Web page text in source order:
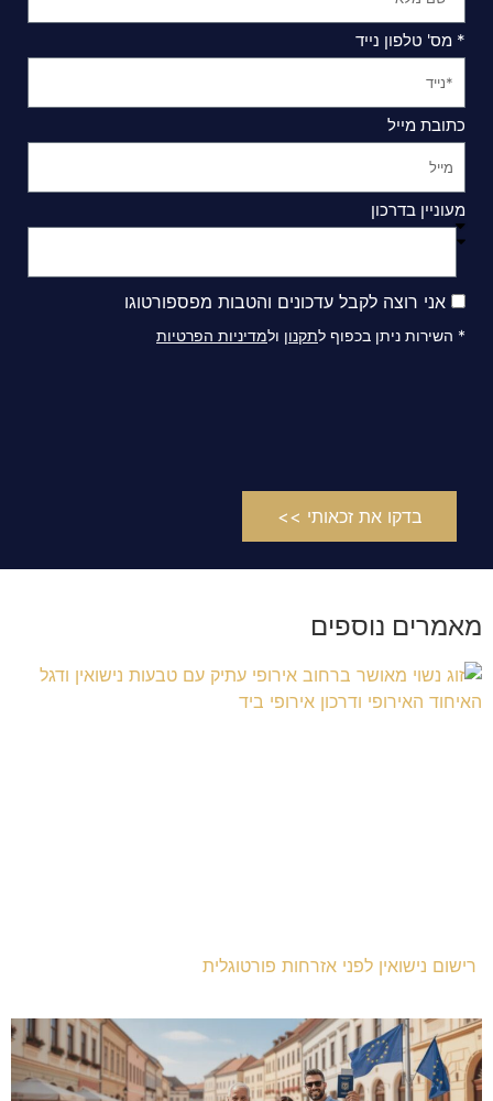
* מס' טלפון נייד
כתובת מייל
מעוניין בדרכון
אני רוצה לקבל עדכונים והטבות מפספורטוגו
* השירות ניתן בכפוף לתקנון ולמדיניות הפרטיות
בדקו את זכאותי >>
מאמרים נוספים
רישום נישואין לפני אזרחות פורטוגלית